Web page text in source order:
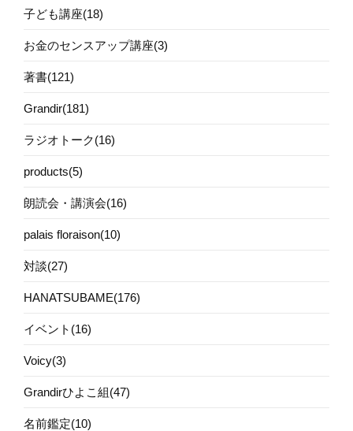
子ども講座(18)
お金のセンスアップ講座(3)
著書(121)
Grandir(181)
ラジオトーク(16)
products(5)
朗読会・講演会(16)
palais floraison(10)
対談(27)
HANATSUBAME(176)
イベント(16)
Voicy(3)
Grandirひよこ組(47)
名前鑑定(10)